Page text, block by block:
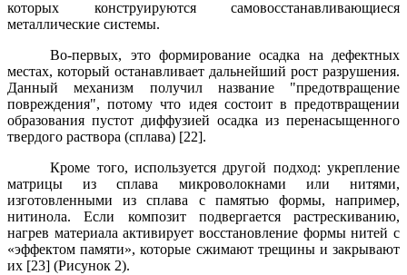
которых конструируются самовосстанавливающиеся
металлические системы.
Во-первых, это формирование осадка на дефектных
местах, который останавливает дальнейший рост разрушения.
Данный механизм получил название "предотвращение
повреждения", потому что идея состоит в предотвращении
образования пустот диффузией осадка из перенасыщенного
твердого раствора (сплава) [22].
Кроме того, используется другой подход: укрепление
матрицы из сплава микроволокнами или нитями,
изготовленными из сплава с памятью формы, например,
нитинола. Если композит подвергается растрескиванию,
нагрев материала активирует восстановление формы нитей с
«эффектом памяти», которые сжимают трещины и закрывают
их [23] (Рисунок 2).